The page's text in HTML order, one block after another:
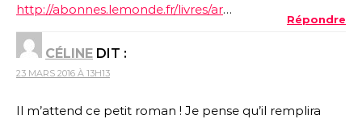
http://abonnes.lemonde.fr/livres/ar…
Répondre
CÉLINE DIT :
23 MARS 2016 À 13H13
Il m’attend ce petit roman ! Je pense qu’il remplira